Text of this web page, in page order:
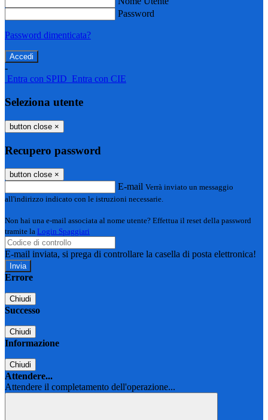
Password
Password dimenticata?
-
Entra con SPID Entra con CIE
Seleziona utente
button close ×
Recupero password
button close ×
E-mail Verrà inviato un messaggio
all'indirizzo indicato con le istruzioni necessarie.
Non hai una e-mail associata al nome utente? Effettua il reset della password
tramite la Login Spaggiari
E-mail inviata, si prega di controllare la casella di posta elettronica!
Errore
Chiudi
Successo
Chiudi
Informazione
Chiudi
Attendere...
Attendere il completamento dell'operazione...